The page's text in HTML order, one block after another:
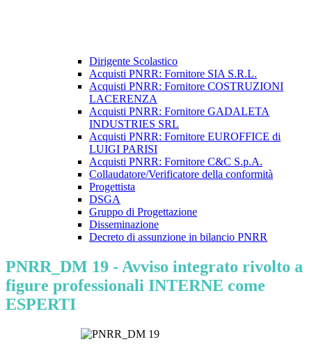
Dirigente Scolastico
Acquisti PNRR: Fornitore SIA S.R.L.
Acquisti PNRR: Fornitore COSTRUZIONI
LACERENZA
Acquisti PNRR: Fornitore GADALETA
INDUSTRIES SRL
Acquisti PNRR: Fornitore EUROFFICE di
LUIGI PARISI
Acquisti PNRR: Fornitore C&C S.p.A.
Collaudatore/Verificatore della conformità
Progettista
DSGA
Gruppo di Progettazione
Disseminazione
Decreto di assunzione in bilancio PNRR
PNRR_DM 19 - Avviso integrato rivolto a
figure professionali INTERNE come
ESPERTI